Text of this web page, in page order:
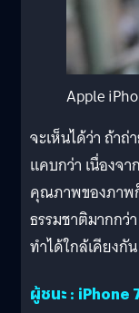
Apple
จะเห็นได้ว่า ถ้าถ่
แคบกว่า เนื่องจ
คุณภาพของภาพก็
ธรรมชาติมากกว่
ทำได้ใกล้เคียงกั
ผู้ชนะ : iPhone